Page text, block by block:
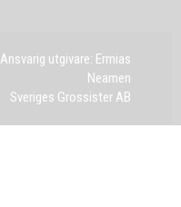
Ansvarig utgivare: Ermias
Neamen
Sveriges Grossister AB